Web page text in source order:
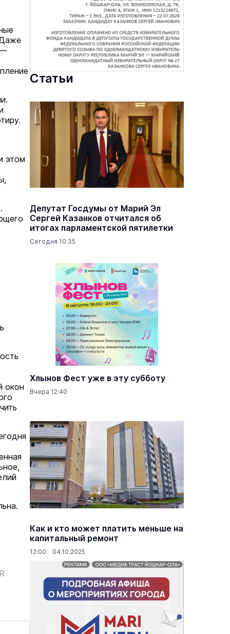
—
этом
окон
Статьи
Депутат Госдумы от Марий Эл
Сергей Казанков отчитался об
итогах парламентской пятилетки
Сегодня 10:35
Хлынов Фест уже в эту субботу
Вчера 12:40
Как и кто может платить меньше на
капитальный ремонт
12:00 04.10.2025